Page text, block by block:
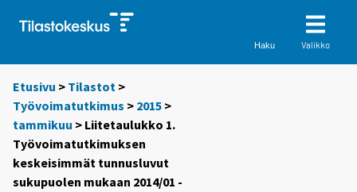
Haku Valikko
Etusivu > Tilastot >
Työvoimatutkimus > 2015 >
tammikuu > Liitetaulukko 1.
Työvoimatutkimuksen
keskeisimmät tunnusluvut
sukupuolen mukaan 2014/01 -